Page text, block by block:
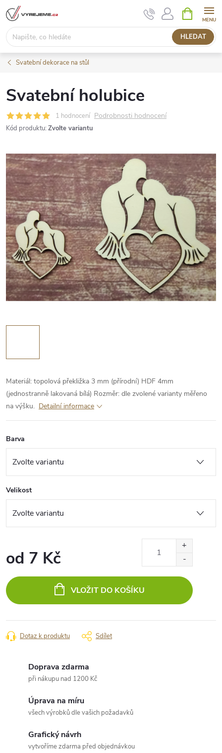
Přejít
na
obsah
HLEDAT
NÁKUPNÍ
KOŠÍK
Svatební dekorace na stůl
Svatební holubice
1 hodnocení Podrobnosti hodnocení
Kód produktu: Zvolte variantu
Materiál: topolová překližka 3 mm (přírodní) HDF 4mm
(jednostranně lakovaná bílá) Rozměr: dle zvolené varianty měřeno
na výšku. Detailní informace
Barva
Velikost
od 7 Kč
cena:
VLOŽIT DO KOŠÍKU
Dotaz k produktu Sdílet
Doprava zdarma
při nákupu nad 1200 Kč
Úprava na míru
všech výrobků dle vašich požadavků
Grafický návrh
vytvoříme zdarma před objednávkou